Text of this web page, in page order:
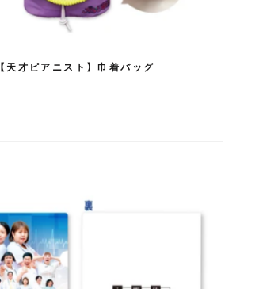
【天才ピアニスト】巾着バッグ